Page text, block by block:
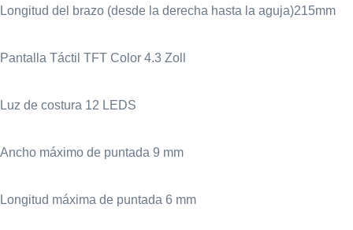
Longitud del brazo (desde la derecha hasta la aguja)215mm
Pantalla Táctil TFT Color 4.3 Zoll
Luz de costura 12 LEDS
Ancho máximo de puntada 9 mm
Longitud máxima de puntada 6 mm